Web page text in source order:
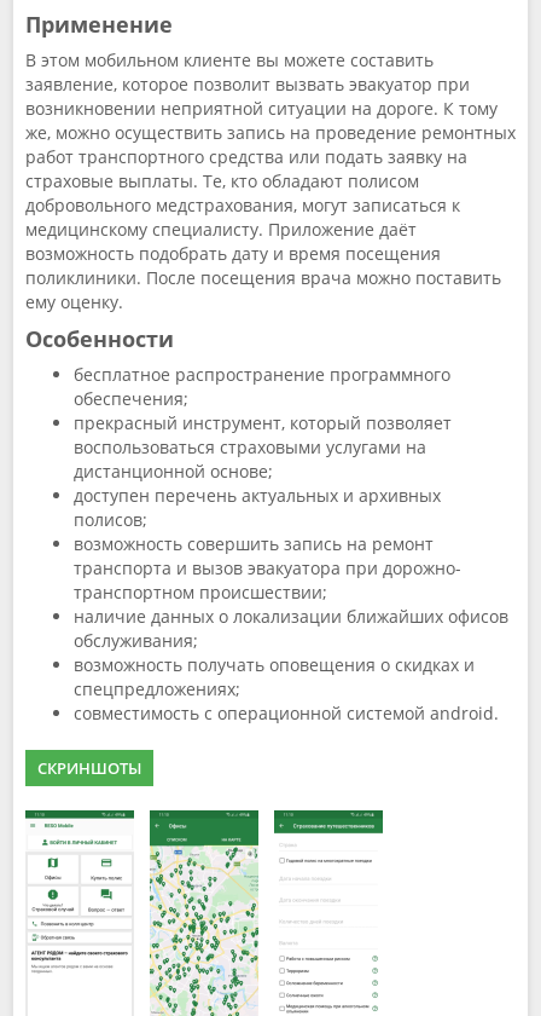
Применение
В этом мобильном клиенте вы можете составить
заявление, которое позволит вызвать эвакуатор при
возникновении неприятной ситуации на дороге. К тому
же, можно осуществить запись на проведение ремонтных
работ транспортного средства или подать заявку на
страховые выплаты. Те, кто обладают полисом
добровольного медстрахования, могут записаться к
медицинскому специалисту. Приложение даёт
возможность подобрать дату и время посещения
поликлиники. После посещения врача можно поставить
ему оценку.
Особенности
бесплатное распространение программного
обеспечения;
прекрасный инструмент, который позволяет
воспользоваться страховыми услугами на
дистанционной основе;
доступен перечень актуальных и архивных
полисов;
возможность совершить запись на ремонт
транспорта и вызов эвакуатора при дорожно-
транспортном происшествии;
наличие данных о локализации ближайших офисов
обслуживания;
возможность получать оповещения о скидках и
спецпредложениях;
совместимость с операционной системой android.
СКРИНШОТЫ